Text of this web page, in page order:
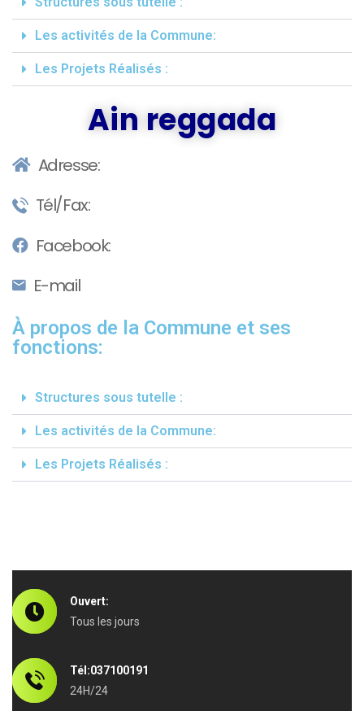
Les activités de la Commune:
Les Projets Réalisés :
Ain reggada
Adresse:
Tél/Fax:
Facebook:
E-mail
À propos de la Commune et ses
fonctions:
Structures sous tutelle :
Les activités de la Commune:
Les Projets Réalisés :
Ouvert:
Tous les jours
Tél:037100191
24H/24